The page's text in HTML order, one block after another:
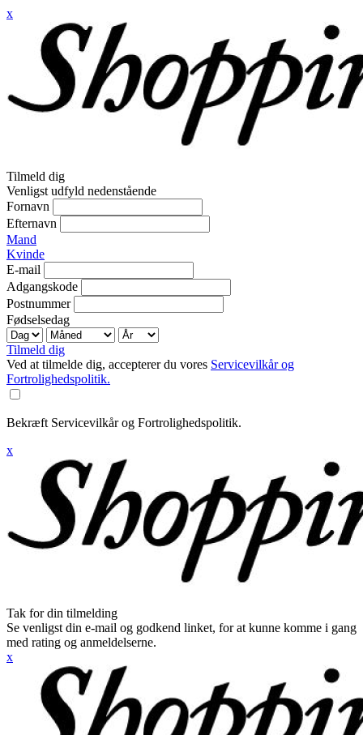
x
Tilmeld dig
Venligst udfyld nedenstående
Fornavn
Efternavn
Mand
Kvinde
E-mail
Adgangskode
Postnummer
Fødselsedag
Tilmeld dig
Ved at tilmelde dig, accepterer du vores Servicevilkår og
Fortrolighedspolitik.
Bekræft Servicevilkår og Fortrolighedspolitik.
x
Tak for din tilmelding
Se venligst din e-mail og godkend linket, for at kunne komme i gang
med rating og anmeldelserne.
x